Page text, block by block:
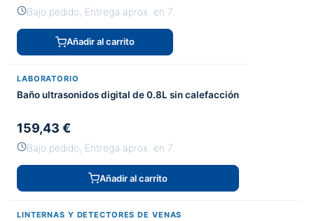
Bajo pedido, Entrega aprox. en 7
Añadir al carrito
LABORATORIO
Baño ultrasonidos digital de 0.8L sin calefacción
159,43 €
Bajo pedido, Entrega aprox. en 7
Añadir al carrito
LINTERNAS Y DETECTORES DE VENAS